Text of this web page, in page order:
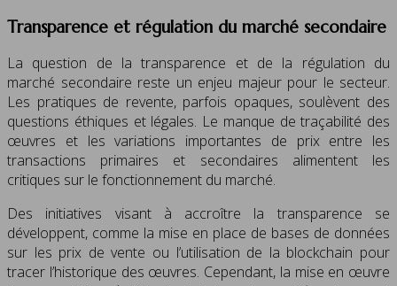
Transparence et régulation du marché secondaire
La question de la transparence et de la régulation du
marché secondaire reste un enjeu majeur pour le secteur.
Les pratiques de revente, parfois opaques, soulèvent des
questions éthiques et légales. Le manque de traçabilité des
œuvres et les variations importantes de prix entre les
transactions primaires et secondaires alimentent les
critiques sur le fonctionnement du marché.
Des initiatives visant à accroître la transparence se
développent, comme la mise en place de bases de données
sur les prix de vente ou l’utilisation de la blockchain pour
tracer l’historique des œuvres. Cependant, la mise en œuvre